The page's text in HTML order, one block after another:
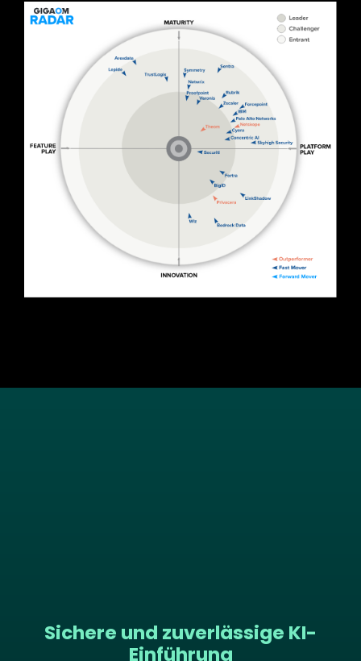
Image
Sichere und zuverlässige KI-
Einführung